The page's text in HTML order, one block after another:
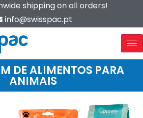
shipping on all orders!
info@swisspac.pt
DE ALIMENTOS PARA
ANIMAIS